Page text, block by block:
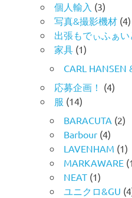
個人輸入 (3)
写真&撮影機材 (4)
出張もでぃふぁい
家具 (1)
CARL HANSEN
応募企画！ (4)
服 (14)
BARACUTA (2)
Barbour (4)
LAVENHAM (1)
MARKAWARE
NEAT (1)
ユニクロ&GU